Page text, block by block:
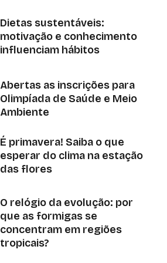
Dietas sustentáveis:
motivação e conhecimento
influenciam hábitos
Abertas as inscrições para
Olimpíada de Saúde e Meio
Ambiente
É primavera! Saiba o que
esperar do clima na estação
das flores
O relógio da evolução: por
que as formigas se
concentram em regiões
tropicais?